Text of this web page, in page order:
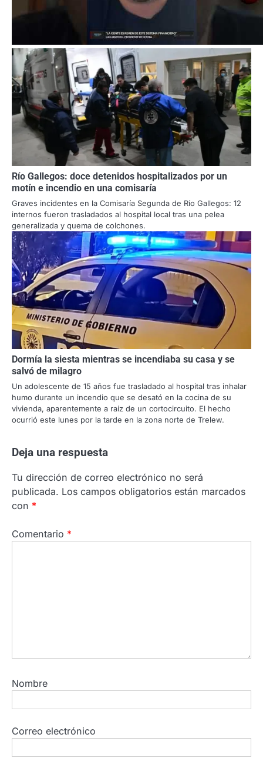
Río Gallegos: doce detenidos hospitalizados por un
motín e incendio en una comisaría
Graves incidentes en la Comisaría Segunda de Río Gallegos: 12
internos fueron trasladados al hospital local tras una pelea
generalizada y quema de colchones.
Dormía la siesta mientras se incendiaba su casa y se
salvó de milagro
Un adolescente de 15 años fue trasladado al hospital tras inhalar
humo durante un incendio que se desató en la cocina de su
vivienda, aparentemente a raíz de un cortocircuito. El hecho
ocurrió este lunes por la tarde en la zona norte de Trelew.
Deja una respuesta
Tu dirección de correo electrónico no será
publicada. Los campos obligatorios están marcados
con *
Comentario *
Nombre
Correo electrónico